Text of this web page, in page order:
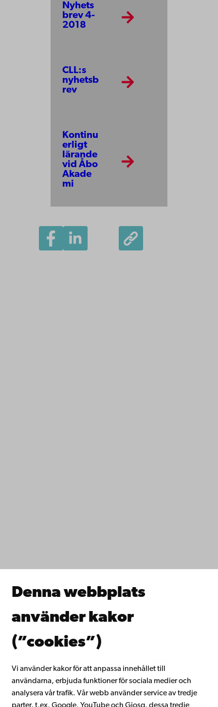
Denna webbplats
använder kakor
(”cookies”)
Vi använder kakor för att anpassa innehållet till
användarna, erbjuda funktioner för sociala medier och
analysera vår trafik. Vår webb använder service av tredje
Nyhets
brev 4-
2018
CLL:s
nyhetsb
rev
Kontinu
erligt
lärande
vid Åbo
Akade
mi
Samarbeta med oss
Kontinuerligt lärande
Gå med i Åbo Akademis alumnnätverk
Intranätet
Facebook InstagramYouTube LinkedIn Blog Snapchat